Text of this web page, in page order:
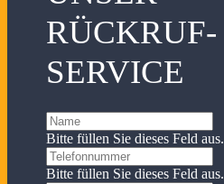
RÜCKRUF-
SERVICE
Bitte füllen Sie dieses Feld aus.
Bitte füllen Sie dieses Feld aus.